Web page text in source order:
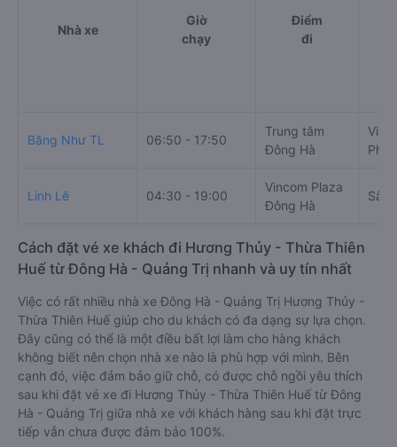
Nhà xe
Giờ
chạy
Điểm
đi
Băng Như TL 06:50 - 17:50
Trung tâm
Đông Hà
Phú
Linh Lê 04:30 - 19:00
Vincom Plaza
Đông Hà
Sân
Cách đặt vé xe khách đi Hương Thủy - Thừa Thiên
Huế từ Đông Hà - Quảng Trị nhanh và uy tín nhất
Việc có rất nhiều nhà xe Đông Hà - Quảng Trị Hương Thủy -
Thừa Thiên Huế giúp cho du khách có đa dạng sự lựa chọn.
Đây cũng có thể là một điều bất lợi làm cho hàng khách
không biết nên chọn nhà xe nào là phù hợp với mình. Bên
cạnh đó, việc đảm bảo giữ chỗ, có được chỗ ngồi yêu thích
sau khi đặt vé xe đi Hương Thủy - Thừa Thiên Huế từ Đông
Hà - Quảng Trị giữa nhà xe với khách hàng sau khi đặt trực
tiếp vẫn chưa được đảm bảo 100%.